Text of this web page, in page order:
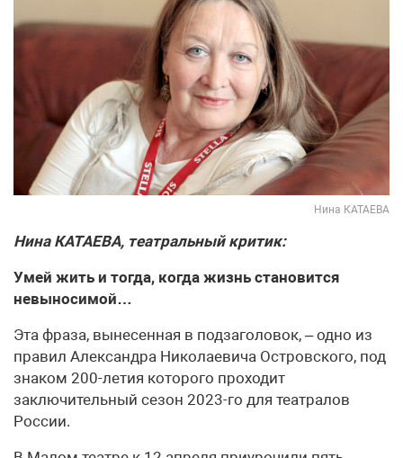
Нина КАТАЕВА
Нина КАТАЕВА, театральный критик:
Умей жить и тогда, когда жизнь становится
невыносимой…
Эта фраза, вынесенная в подзаголовок, – одно из
правил Александра Николаевича Островского, под
знаком 200-летия которого проходит
заключительный сезон 2023-го для театралов
России.